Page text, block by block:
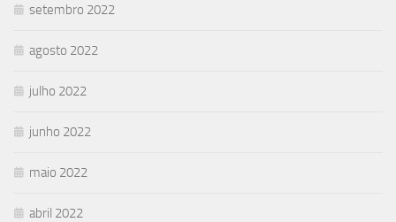
setembro 2022
agosto 2022
julho 2022
junho 2022
maio 2022
abril 2022